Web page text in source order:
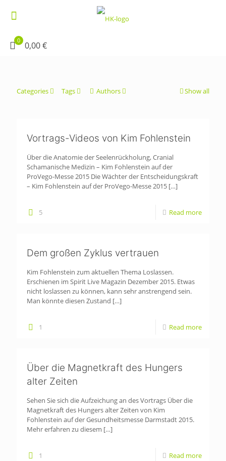
0 0,00 €
Categories Tags Authors Show all
Vortrags-Videos von Kim Fohlenstein
Über die Anatomie der Seelenrückholung, Cranial
Schamanische Medizin – Kim Fohlenstein auf der
ProVego-Messe 2015 Die Wächter der Entscheidungskraft
– Kim Fohlenstein auf der ProVego-Messe 2015 […]
5 Read more
Dem großen Zyklus vertrauen
Kim Fohlenstein zum aktuellen Thema Loslassen.
Erschienen im Spirit Live Magazin Dezember 2015. Etwas
nicht loslassen zu können, kann sehr anstrengend sein.
Man könnte diesen Zustand […]
1 Read more
Über die Magnetkraft des Hungers
alter Zeiten
Sehen Sie sich die Aufzeichung an des Vortrags Über die
Magnetkraft des Hungers alter Zeiten von Kim
Fohlenstein auf der Gesundheitsmesse Darmstadt 2015.
Mehr erfahren zu diesem […]
1 Read more